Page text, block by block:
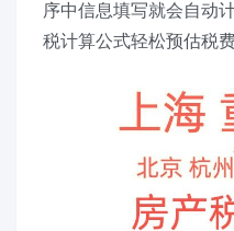
序中信息填写就会自动
税计算公式轻松预估税